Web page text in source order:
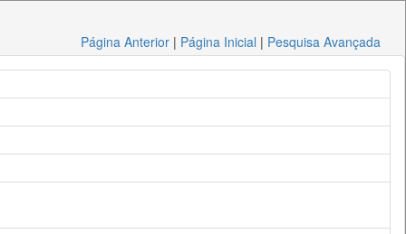
Página Anterior | Página Inicial | Pesquisa Avançada